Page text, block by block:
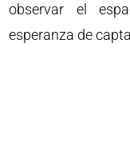
observar el
esperanza de